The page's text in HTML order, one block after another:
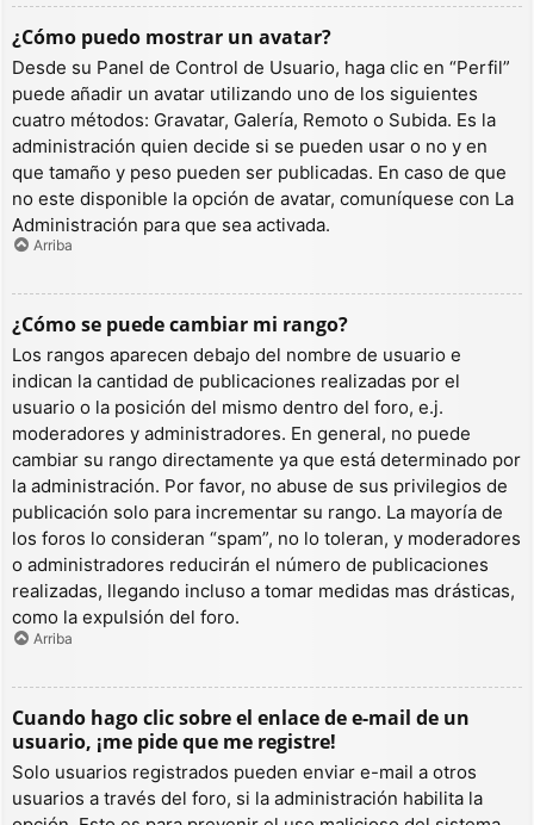
¿Cómo puedo mostrar un avatar?
Desde su Panel de Control de Usuario, haga clic en “Perfil”
puede añadir un avatar utilizando uno de los siguientes
cuatro métodos: Gravatar, Galería, Remoto o Subida. Es la
administración quien decide si se pueden usar o no y en
que tamaño y peso pueden ser publicadas. En caso de que
no este disponible la opción de avatar, comuníquese con La
Administración para que sea activada.
Arriba
¿Cómo se puede cambiar mi rango?
Los rangos aparecen debajo del nombre de usuario e
indican la cantidad de publicaciones realizadas por el
usuario o la posición del mismo dentro del foro, e.j.
moderadores y administradores. En general, no puede
cambiar su rango directamente ya que está determinado por
la administración. Por favor, no abuse de sus privilegios de
publicación solo para incrementar su rango. La mayoría de
los foros lo consideran “spam”, no lo toleran, y moderadores
o administradores reducirán el número de publicaciones
realizadas, llegando incluso a tomar medidas mas drásticas,
como la expulsión del foro.
Arriba
Cuando hago clic sobre el enlace de e-mail de un
usuario, ¡me pide que me registre!
Solo usuarios registrados pueden enviar e-mail a otros
usuarios a través del foro, si la administración habilita la